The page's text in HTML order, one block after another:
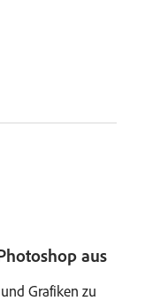
aus
Grafiken zu